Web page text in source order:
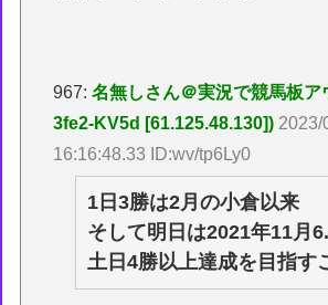
967:名無しさん＠実況で競馬板ア
3fe2-KV5d [61.125.48.130]) 2023/
16:16:48.33 ID:wv/tp6Ly0
1日3勝は2月の小倉以来
そして明日は2021年11月
土日4勝以上達成を目指す